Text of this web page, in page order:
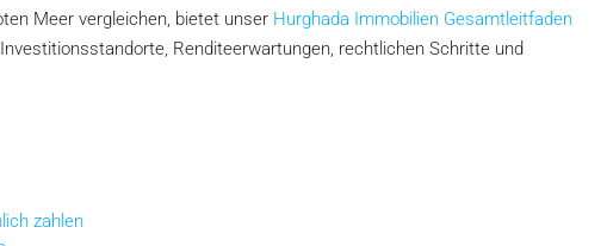
Meer vergleichen, bietet unser Hurghada Immobilien Gesamtleitfaden
Renditeerwartungen, rechtlichen Schritte und
zahlen